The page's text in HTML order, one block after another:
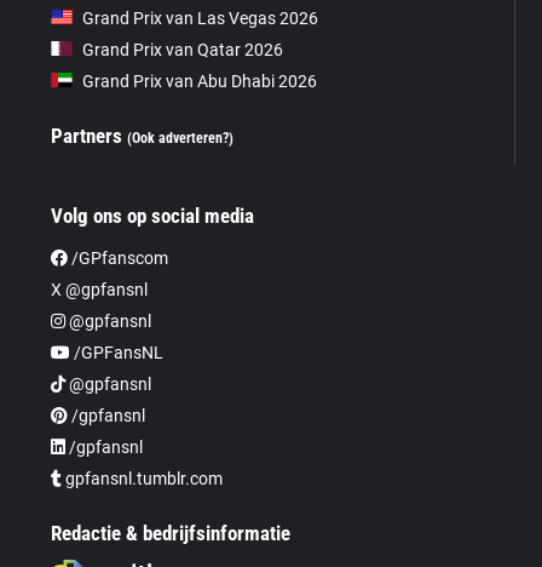
Grand Prix van Las Vegas 2026
Grand Prix van Qatar 2026
Grand Prix van Abu Dhabi 2026
Partners(Ook adverteren?)
Volg ons op social media
/GPfanscom
X @gpfansnl
@gpfansnl
/GPFansNL
@gpfansnl
/gpfansnl
/gpfansnl
gpfansnl.tumblr.com
Redactie & bedrijfsinformatie